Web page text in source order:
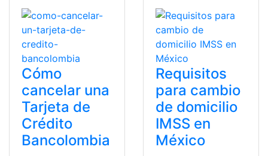
Cómo
cancelar una
Tarjeta de
Crédito
Bancolombia
Requisitos
para cambio
de domicilio
IMSS en
México